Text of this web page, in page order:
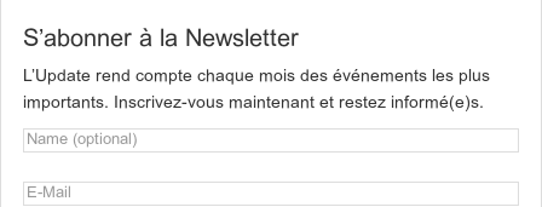
S’abonner à la Newsletter
L’Update rend compte chaque mois des événements les plus
importants. Inscrivez-vous maintenant et restez informé(e)s.